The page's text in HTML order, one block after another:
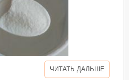
ЧИТАТЬ ДАЛЬШЕ